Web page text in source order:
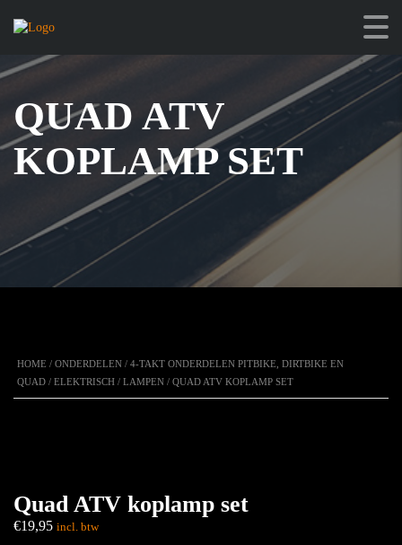
QUAD ATV
KOPLAMP SET
HOME / ONDERDELEN / 4-TAKT ONDERDELEN PITBIKE, DIRTBIKE EN
QUAD / ELEKTRISCH / LAMPEN / QUAD ATV KOPLAMP SET
Quad ATV koplamp set
€19,95 incl. btw